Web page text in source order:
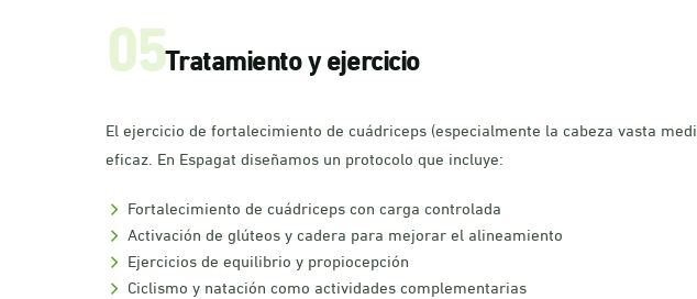
05Tratamiento y ejercicio
El ejercicio de fortalecimiento de cuádriceps (especialmente la cabeza vasta
eficaz. En Espagat diseñamos un protocolo que incluye:
Fortalecimiento de cuádriceps con carga controlada
Activación de glúteos y cadera para mejorar el alineamiento
Ejercicios de equilibrio y propiocepción
Ciclismo y natación como actividades complementarias